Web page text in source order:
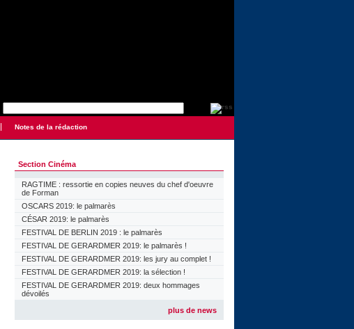
Notes de la rédaction
Section Cinéma
RAGTIME : ressortie en copies neuves du chef d'oeuvre
de Forman
OSCARS 2019: le palmarès
CÉSAR 2019: le palmarès
FESTIVAL DE BERLIN 2019 : le palmarès
FESTIVAL DE GERARDMER 2019: le palmarès !
FESTIVAL DE GERARDMER 2019: les jury au complet !
FESTIVAL DE GERARDMER 2019: la sélection !
FESTIVAL DE GERARDMER 2019: deux hommages
dévoilés
plus de news